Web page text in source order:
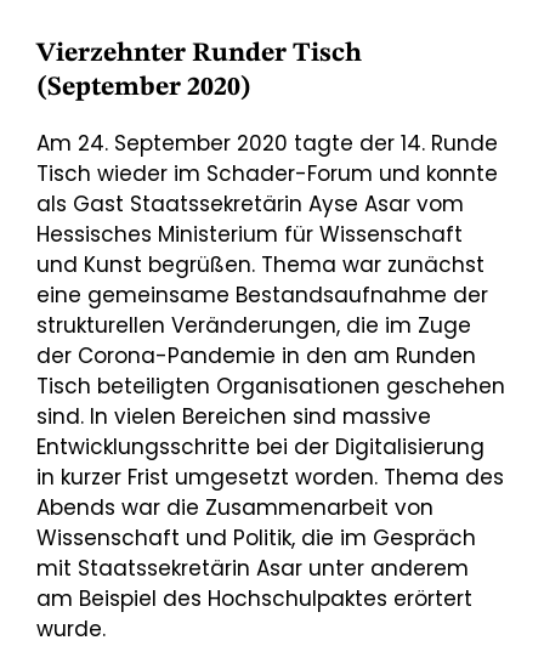
Vierzehnter Runder Tisch
(September 2020)
Am 24. September 2020 tagte der 14. Runde
Tisch wieder im Schader-Forum und konnte
als Gast Staatssekretärin Ayse Asar vom
Hessisches Ministerium für Wissenschaft
und Kunst begrüßen. Thema war zunächst
eine gemeinsame Bestandsaufnahme der
strukturellen Veränderungen, die im Zuge
der Corona-Pandemie in den am Runden
Tisch beteiligten Organisationen geschehen
sind. In vielen Bereichen sind massive
Entwicklungsschritte bei der Digitalisierung
in kurzer Frist umgesetzt worden. Thema des
Abends war die Zusammenarbeit von
Wissenschaft und Politik, die im Gespräch
mit Staatssekretärin Asar unter anderem
am Beispiel des Hochschulpaktes erörtert
wurde.